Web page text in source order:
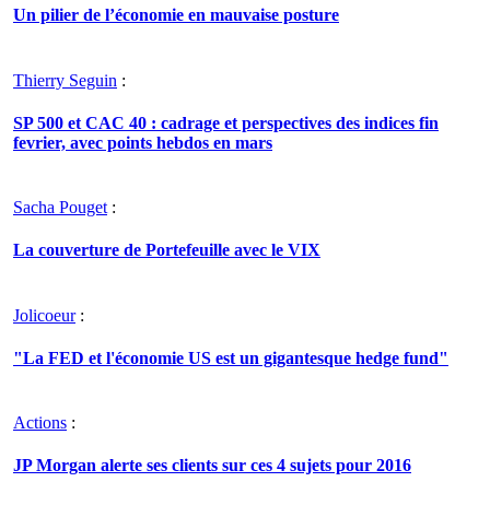
Un pilier de l’économie en mauvaise posture
Thierry Seguin :
SP 500 et CAC 40 : cadrage et perspectives des indices fin
fevrier, avec points hebdos en mars
Sacha Pouget :
La couverture de Portefeuille avec le VIX
Jolicoeur:
"La FED et l'économie US est un gigantesque hedge fund"
Actions :
JP Morgan alerte ses clients sur ces 4 sujets pour 2016